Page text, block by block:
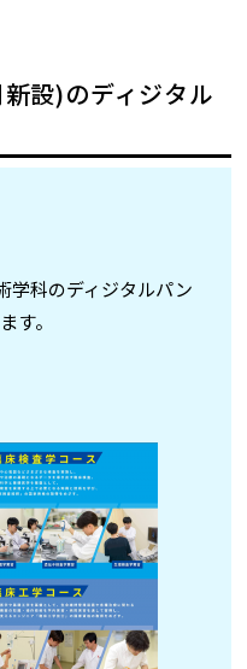
設)のディジタル
学科のディジタルパン
す。